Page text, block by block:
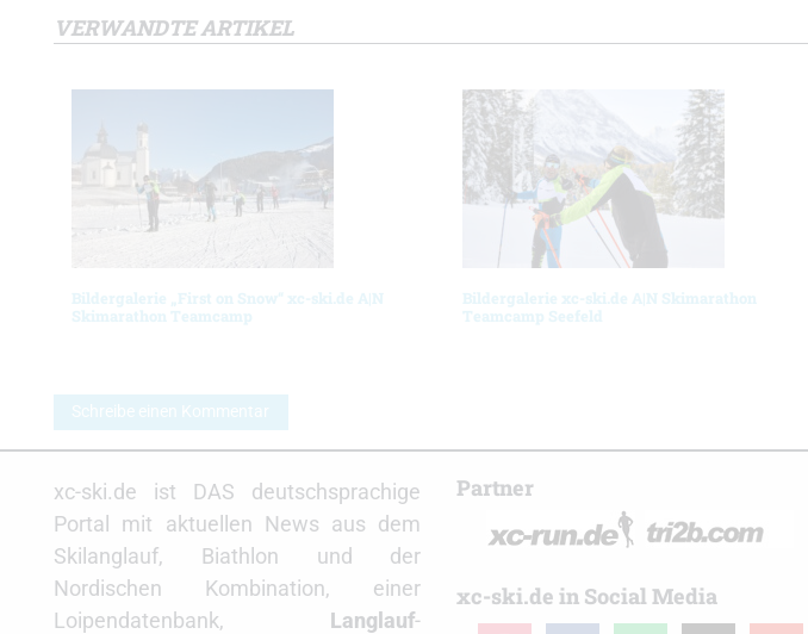
VERWANDTE ARTIKEL
Bildergalerie „First on Snow“ xc-ski.de A|N
Skimarathon Teamcamp
Bildergalerie xc-ski.de A|N Skimarathon
Teamcamp Seefeld
Schreibe einen Kommentar
xc-ski.de ist DAS deutschsprachige
Portal mit aktuellen News aus dem
Skilanglauf, Biathlon und der
Nordischen Kombination, einer
Loipendatenbank, Langlauf-
Partner
xc-ski.de in Social Media